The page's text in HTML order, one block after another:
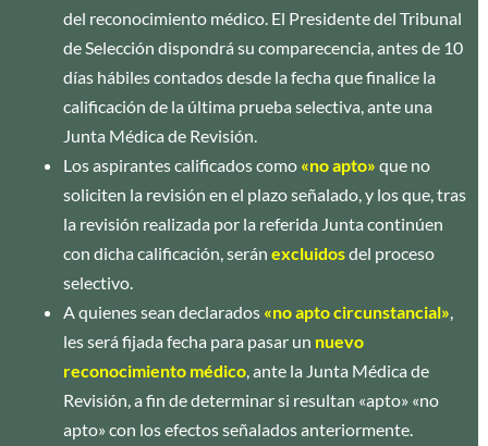
del reconocimiento médico. El Presidente del Tribunal
de Selección dispondrá su comparecencia, antes de 10
días hábiles contados desde la fecha que finalice la
calificación de la última prueba selectiva, ante una
Junta Médica de Revisión.
Los aspirantes calificados como «no apto» que no
soliciten la revisión en el plazo señalado, y los que, tras
la revisión realizada por la referida Junta continúen
con dicha calificación, serán excluidosdel proceso
selectivo.
A quienes sean declarados «no apto circunstancial»,
les será fijada fecha para pasar un nuevo
reconocimiento médico, ante la Junta Médica de
Revisión, a fin de determinar si resultan «apto» «no
apto» con los efectos señalados anteriormente.